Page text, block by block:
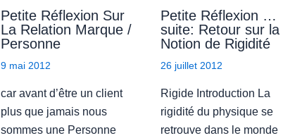
Petite Réflexion Sur
La Relation Marque /
Personne
9 mai 2012
car avant d’être un client
plus que jamais nous
sommes une Personne
Petite Réflexion …
suite: Retour sur la
Notion de Rigidité
26 juillet 2012
Rigide Introduction La
rigidité du physique se
retrouve dans le monde